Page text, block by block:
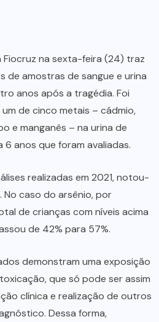
na sexta-feira (24) traz
de amostras de sangue e urina
anos após a tragédia. Foi
de cinco metais – cádmio,
e manganês – na urina de
anos que foram avaliadas.
realizadas em 2021, notou-
No caso do arsênio, por
de crianças com níveis acima
de 42% para 57%.
demonstram uma exposição
que só pode ser assim
clínica e realização de outros
Dessa forma,